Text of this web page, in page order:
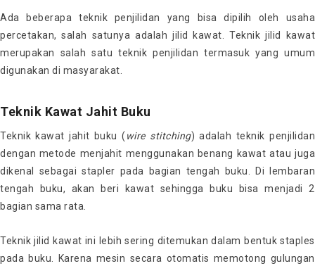
Ada beberapa teknik penjilidan yang bisa dipilih oleh usaha
percetakan, salah satunya adalah jilid kawat. Teknik jilid kawat
merupakan salah satu teknik penjilidan termasuk yang umum
digunakan di masyarakat.
Teknik Kawat Jahit Buku
Teknik kawat jahit buku ( wire stitching) adalah teknik penjilidan
dengan metode menjahit menggunakan benang kawat atau juga
dikenal sebagai stapler pada bagian tengah buku. Di lembaran
tengah buku, akan beri kawat sehingga buku bisa menjadi 2
bagian sama rata.
Teknik jilid kawat ini lebih sering ditemukan dalam bentuk staples
pada buku. Karena mesin secara otomatis memotong gulungan